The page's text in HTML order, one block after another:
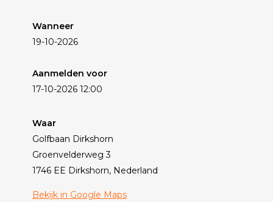
Wanneer
19-10-2026
Aanmelden voor
17-10-2026 12:00
Waar
Golfbaan Dirkshorn
Groenvelderweg 3
1746 EE Dirkshorn, Nederland
Bekijk in Google Maps